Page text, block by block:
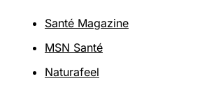
Santé Magazine
MSN Santé
Naturafeel